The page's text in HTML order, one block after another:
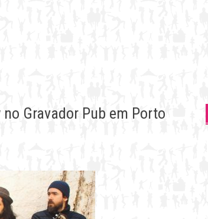
Gravador Pub em Porto